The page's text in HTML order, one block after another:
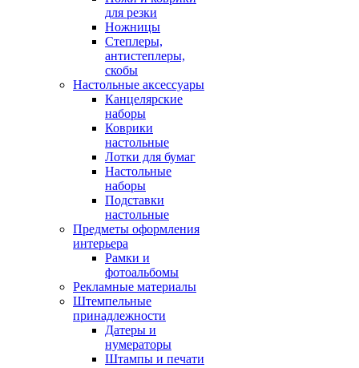
для резки
Ножницы
Степлеры,
антистеплеры,
скобы
Настольные аксессуары
Канцелярские
наборы
Коврики
настольные
Лотки для бумаг
Настольные
наборы
Подставки
настольные
Предметы оформления
интерьера
Рамки и
фотоальбомы
Рекламные материалы
Штемпельные
принадлежности
Датеры и
нумераторы
Штампы и печати